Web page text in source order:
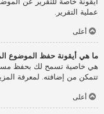
عملية التقرير.
أعلى
ما هي أيقونة حفظ الموضوع
هي خاصية تسمح لك بحفظ
تتمكن من إضافته. لمعرفة
أعلى